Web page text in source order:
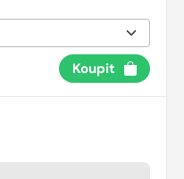
Koupit